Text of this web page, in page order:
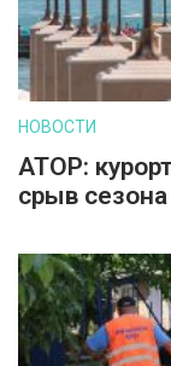
НОВОСТИ
АТОР:
срыв сезона